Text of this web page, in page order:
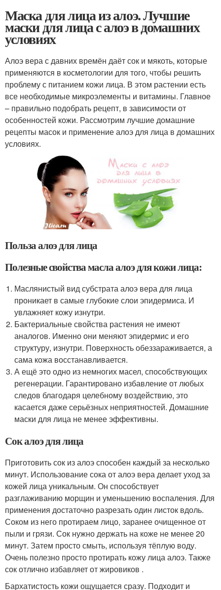
Маска для лица из алоэ. Лучшие
маски для лица с алоэ в домашних
условиях
Алоэ вера с давних времён даёт сок и мякоть, которые
применяются в косметологии для того, чтобы решить
проблему с питанием кожи лица. В этом растении есть
все необходимые микроэлементы и витамины. Главное
– правильно подобрать рецепт, в зависимости от
особенностей кожи. Рассмотрим лучшие домашние
рецепты масок и применение алоэ для лица в домашних
условиях.
Польза алоэ для лица
Полезные свойства масла алоэ для кожи лица:
Маслянистый вид субстрата алоэ вера для лица
проникает в самые глубокие слои эпидермиса. И
увлажняет кожу изнутри.
Бактериальные свойства растения не имеют
аналогов. Именно они меняют эпидермис и его
структуру, изнутри. Поверхность обеззараживается, а
сама кожа восстанавливается.
А ещё это одно из немногих масел, способствующих
регенерации. Гарантировано избавление от любых
следов благодаря целебному воздействию, это
касается даже серьёзных неприятностей. Домашние
маски для лица не менее эффективны.
Сок алоэ для лица
Приготовить сок из алоэ способен каждый за несколько
минут. Использование сока от алоэ вера делает уход за
кожей лица уникальным. Он способствует
разглаживанию морщин и уменьшению воспаления. Для
применения достаточно разрезать один листок вдоль.
Соком из него протираем лицо, заранее очищенное от
пыли и грязи. Сок нужно держать на коже не менее 20
минут. Затем просто смыть, используя тёплую воду.
Очень полезно просто протирать кожу лица алоэ. Также
сок отлично избавляет от жировиков .
Бархатистость кожи ощущается сразу. Подходит и